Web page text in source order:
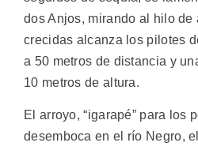
dos Anjos, mirando al hilo de
crecidas alcanza los pilotes
a 50 metros de distancia y
10 metros de altura.
El arroyo, “igarapé” para los
desemboca en el río Negro,